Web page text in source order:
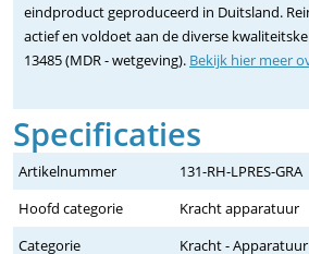
eindproduct geproduceerd in Duitsland.
actief en voldoet aan de diverse
13485 (MDR - wetgeving). Bekijk hier meer
Specificaties
Artikelnummer
131-RH-LPRES-GRA
Hoofd categorie
Kracht apparatuur
Categorie
Kracht -